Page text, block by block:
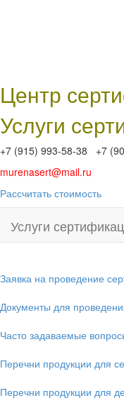
Центр
Услуги
+7 (915) 993-58-38 +7
murenasert@mail.ru
Рассчитать стоимость
Услуги
Заявка на проведение
Документы для
Часто задаваемые
Перечни продукции для
Перечни продукции для